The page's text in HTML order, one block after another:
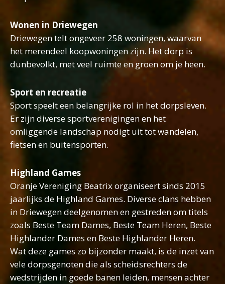
Wonen in Driewegen
Driewegen telt ongeveer 258 woningen, waarvan
het merendeel koopwoningen zijn. Het dorp is
dunbevolkt, met veel ruimte en groen om je heen.
Sport en recreatie
Sport speelt een belangrijke rol in het dorpsleven.
Er zijn diverse sportverenigingen en het
omliggende landschap nodigt uit tot wandelen,
fietsen en buitensporten.
Highland Games
Oranje Vereniging Beatrix organiseert sinds 2015
jaarlijks de Highland Games. Diverse clans hebben
in Driewegen deelgenomen en gestreden om titels
zoals Beste Team Dames, Beste Team Heren, Beste
Highlander Dames en Beste Highlander Heren.
Wat deze games zo bijzonder maakt, is de inzet van
vele dorpsgenoten die als scheidsrechters de
wedstrijden in goede banen leiden, mensen achter